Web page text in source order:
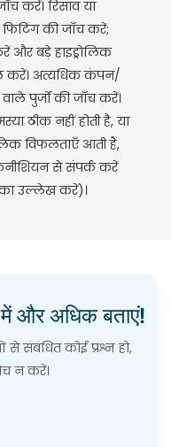
करें। रिसाव या
फिटिंग की जाँच करें;
और बड़े हाइड्रोलिक
करें। अत्यधिक कंपन/
पुर्जों की जाँच करें।
ठीक नहीं होती है, या
विफलताएँ आती हैं,
से संपर्क करें
का उल्लेख करें)।
में और अधिक बताएं!
संबंधित कोई प्रश्न हो,
न करें।